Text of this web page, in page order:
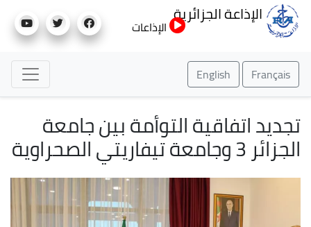
إلى
الإذاعة الجزائرية
الإذاعات
Français
English
تجديد اتفاقية التوأمة بين جامعة
الجزائر 3 وجامعة تيفاريتي الصحراوية